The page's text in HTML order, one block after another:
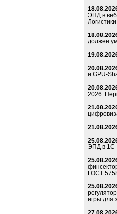
ЭПД в
Логистики
должен
и GPU-
2026.
ЭПД в 1С
ГОСТ
игры для